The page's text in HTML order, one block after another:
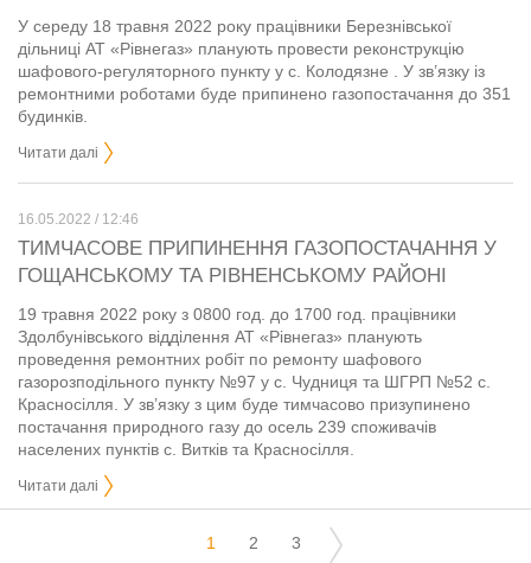
У середу 18 травня 2022 року працівники Березнівської
дільниці АТ «Рівнегаз» планують провести реконструкцію
шафового-регуляторного пункту у с. Колодязне . У зв’язку із
ремонтними роботами буде припинено газопостачання до 351
будинків.
Читати далі
16.05.2022 / 12:46
ТИМЧАСОВЕ ПРИПИНЕННЯ ГАЗОПОСТАЧАННЯ У
ГОЩАНСЬКОМУ ТА РІВНЕНСЬКОМУ РАЙОНІ
19 травня 2022 року з 0800 год. до 1700 год. працівники
Здолбунівського відділення АТ «Рівнегаз» планують
проведення ремонтних робіт по ремонту шафового
газорозподільного пункту №97 у с. Чудниця та ШГРП №52 с.
Красносілля. У зв’язку з цим буде тимчасово призупинено
постачання природного газу до осель 239 споживачів
населених пунктів с. Витків та Красносілля.
Читати далі
1 2 3